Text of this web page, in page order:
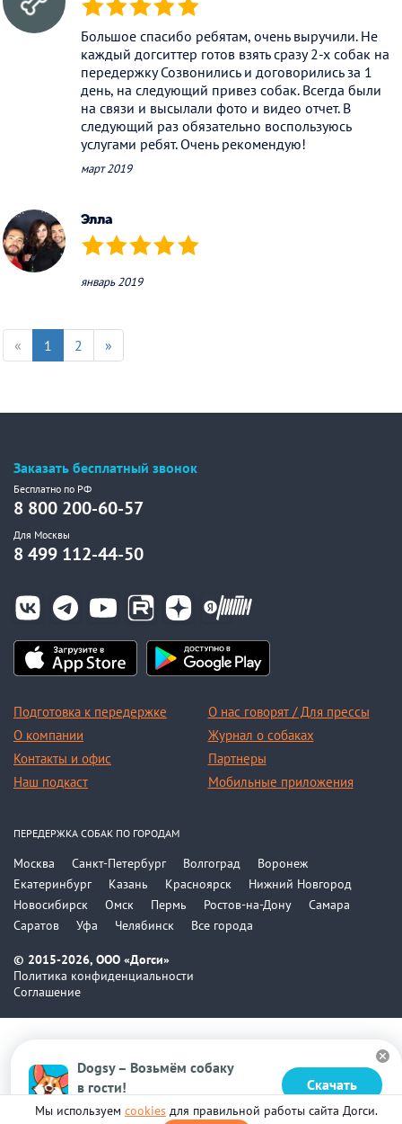
Dogsy – Возьмём собаку
в гости!
Бесплатно в Google Play
Скачать
(*) (*) (*) (*) (*)
Большое спасибо ребятам, очень выручили. Не
каждый догситтер готов взять сразу 2-х собак на
передержку Созвонились и договорились за 1
день, на следующий привез собак. Всегда были
на связи и высылали фото и видео отчет. В
следующий раз обязательно воспользуюсь
услугами ребят. Очень рекомендую!
март 2019
Элла
(*) (*) (*) (*) (*)
январь 2019
« 1 2 »
Заказать бесплатный звонок
Бесплатно по РФ
8 800 200-60-57
Для Москвы
8 499 112-44-50
Подготовка к передержке
О компании
Контакты и офис
Наш подкаст
О нас говорят / Для прессы
Журнал о собаках
Партнеры
Мобильные приложения
© 2015-2026, ООО «Догси»
Политика конфиденциальности
Соглашение
ПЕРЕДЕРЖКА СОБАК ПО ГОРОДАМ
Москва Санкт-Петербург Волгоград
Воронеж
Екатеринбург
Казань Красноярск
Нижний Новгород
Новосибирск
Омск Пермь Ростов-на-Дону
Самара
Саратов
Уфа Челябинск Все города
Мы используем cookies для правильной работы сайта Догси.